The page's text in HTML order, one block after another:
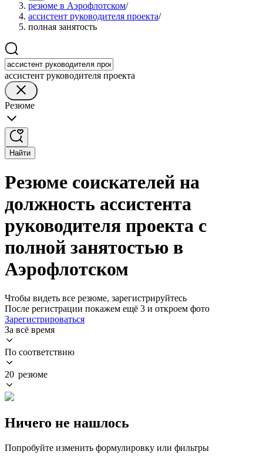
резюме в Аэрофлотском/
ассистент руководителя проекта/
полная занятость
ассистент руководителя проекта
Резюме
Найти
Резюме соискателей на
должность ассистента
руководителя проекта с
полной занятостью в
Аэрофлотском
Чтобы видеть все резюме, зарегистрируйтесь
После регистрации покажем ещё 3 и откроем фото
Зарегистрироваться
За всё время
По соответствию
20 резюме
Ничего не нашлось
Попробуйте изменить формулировку или фильтры